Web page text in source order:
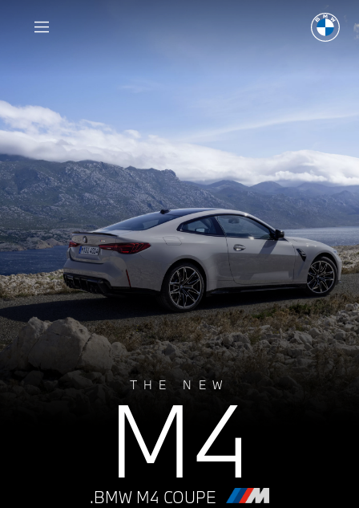
THE NEW
M4
BMW M4 COUPE.